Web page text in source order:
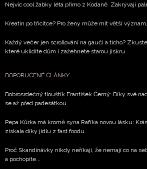
Nejvíc cool žabky léta přímo z Kodaně. Zakrývají
Kreatin po třicítce? Pro ženy může mít větší
Každý večer jen scrollování na gauči a ticho?
které uklidíte dům i zažehnete starou jiskru
DOPORUČENÉ ČLÁNKY
Dobrosrdečný tlouštík František Černý: Díky své
se až před padesátkou
Pepa Kůrka má kromě syna Rafíka novou lásku:
získala díky jídlu z fast foodu
Proč Skandinávky nikdy neříkají, že nemají co na
a pochopíte...